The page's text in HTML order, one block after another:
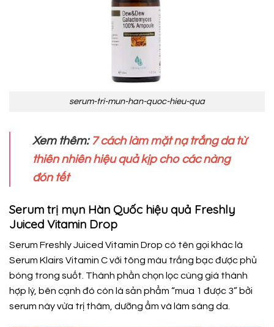
serum-tri-mun-han-quoc-hieu-qua
Xem thêm: 7 cách làm mặt nạ trắng da từ
thiên nhiên hiệu quả kịp cho các nàng
đón tết
Serum trị mụn Hàn Quốc hiệu quả Freshly
Juiced Vitamin Drop
Serum Freshly Juiced Vitamin Drop có tên gọi khác là
Serum Klairs Vitamin C với tông màu trắng bạc được phủ
bóng trong suốt. Thành phần chọn lọc cùng giá thành
hợp lý, bên cạnh đó còn là sản phẩm “mua 1 được 3” bởi
serum này vừa trị thâm, dưỡng ẩm và làm sáng da.